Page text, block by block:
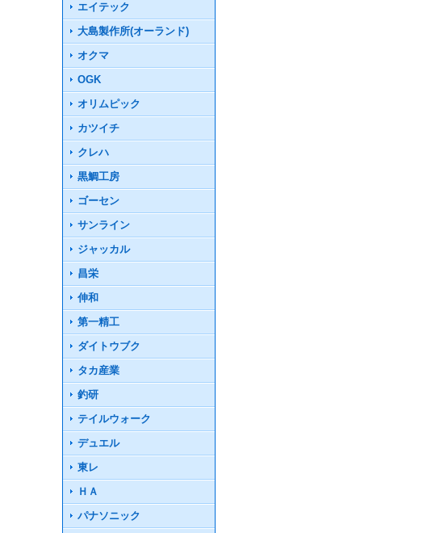
エイテック
大島製作所(オーランド)
オクマ
OGK
オリムピック
カツイチ
クレハ
黒鯛工房
ゴーセン
サンライン
ジャッカル
昌栄
伸和
第一精工
ダイトウブク
タカ産業
釣研
テイルウォーク
デュエル
東レ
ＨＡ
パナソニック